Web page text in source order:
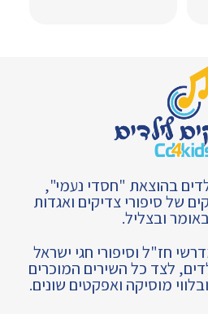
בהוצאת "חסדי נעמי",
100 דיסקים של סיפורי צדיקים ואגדות
ובצליל.
חז"ל וסיפורי חגי ישראל
לצד כל השירים המוכרים
מוסיקה ואפקטים שונים.